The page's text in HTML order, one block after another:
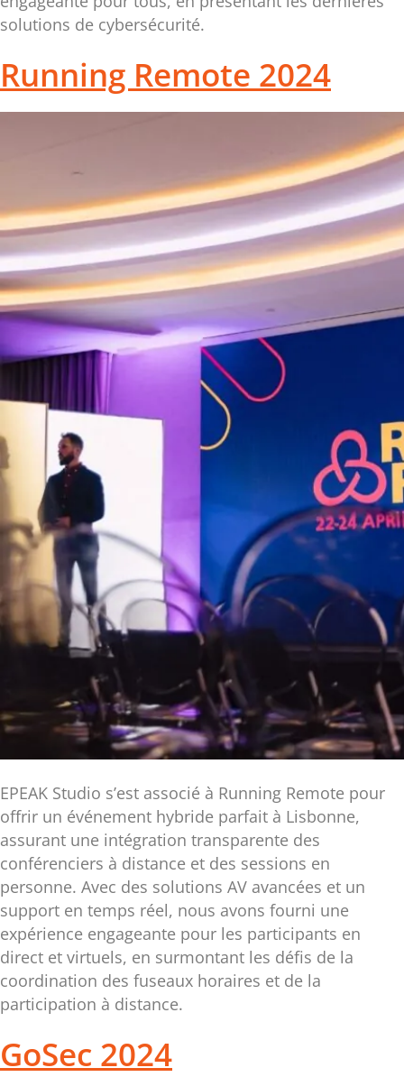
solutions de cybersécurité.
Running Remote 2024
EPEAK Studio s’est associé à Running Remote pour
offrir un événement hybride parfait à Lisbonne,
assurant une intégration transparente des
conférenciers à distance et des sessions en
personne. Avec des solutions AV avancées et un
support en temps réel, nous avons fourni une
expérience engageante pour les participants en
direct et virtuels, en surmontant les défis de la
coordination des fuseaux horaires et de la
participation à distance.
GoSec 2024